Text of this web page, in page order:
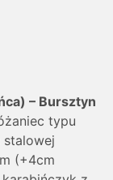
– Bursztyn
typu
stalowej
(+4cm